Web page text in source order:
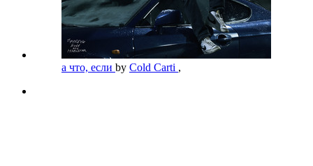
а что, если by Cold Carti ,